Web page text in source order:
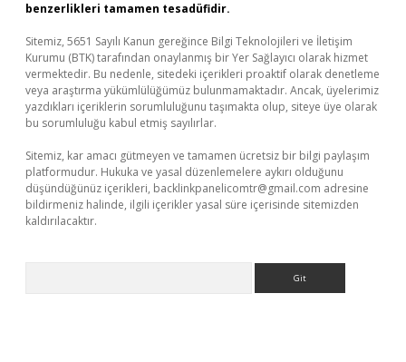
benzerlikleri tamamen tesadüfidir.
Sitemiz, 5651 Sayılı Kanun gereğince Bilgi Teknolojileri ve İletişim
Kurumu (BTK) tarafından onaylanmış bir Yer Sağlayıcı olarak hizmet
vermektedir. Bu nedenle, sitedeki içerikleri proaktif olarak denetleme
veya araştırma yükümlülüğümüz bulunmamaktadır. Ancak, üyelerimiz
yazdıkları içeriklerin sorumluluğunu taşımakta olup, siteye üye olarak
bu sorumluluğu kabul etmiş sayılırlar.
Sitemiz, kar amacı gütmeyen ve tamamen ücretsiz bir bilgi paylaşım
platformudur. Hukuka ve yasal düzenlemelere aykırı olduğunu
düşündüğünüz içerikleri, backlinkpanelicomtr@gmail.com adresine
bildirmeniz halinde, ilgili içerikler yasal süre içerisinde sitemizden
kaldırılacaktır.